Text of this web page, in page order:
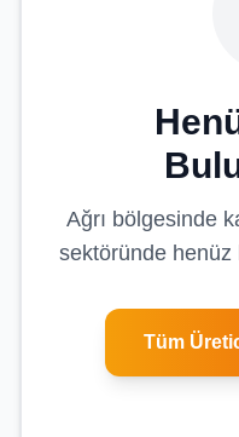
Ağrı bölgesinde
sektöründe henüz
Tüm